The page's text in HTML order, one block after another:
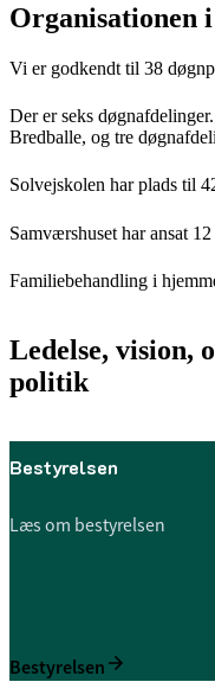
Organisationen
Vi er godkendt til 38
Der er seks
Bredballe, og tre
Solvejskolen har plads til
Samværshuset har ansat
Familiebehandling i
Ledelse, vision,
politik
Bestyrelsen
Læs om bestyrelsen
Bestyrelsen